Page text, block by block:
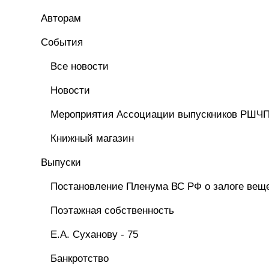
Авторам
Cобытия
Все новости
Новости
Мероприятия Ассоциации выпускников
Книжный магазин
Выпуски
Постановление Пленума ВС РФ о залоге
Поэтажная собственность
Е.А. Суханову - 75
Банкротство